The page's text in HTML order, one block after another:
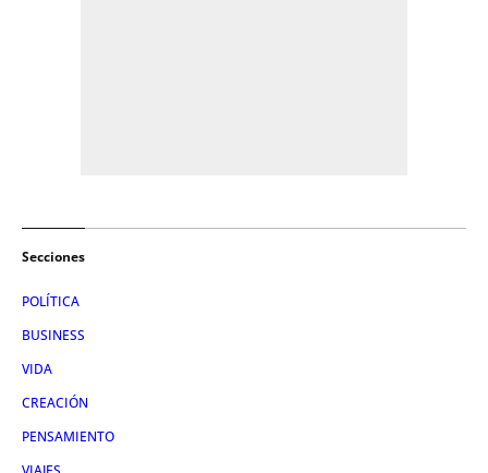
Secciones
POLÍTICA
BUSINESS
VIDA
CREACIÓN
PENSAMIENTO